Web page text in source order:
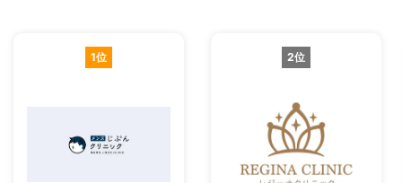
1位 2位